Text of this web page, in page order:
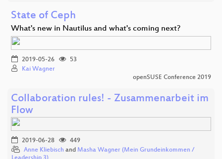
State of Ceph
What's new in Nautilus and what's coming next?
2019-05-26
53
Kai Wagner
openSUSE Conference 2019
Collaboration rules! - Zusammenarbeit im
Flow
2019-06-28
449
Anne Kliebisch and Masha Wagner (Mein Grundeinkommen /